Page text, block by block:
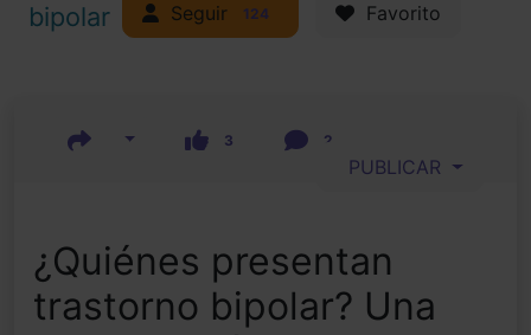
bipolar
Seguir 124 Favorito
3 2
PUBLICAR
¿Quiénes presentan
trastorno bipolar? Una